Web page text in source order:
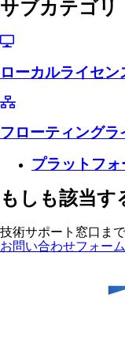
サブカテゴリ
ローカルライセン
フローティングラ
プラットフ
もしも該当す
技術サポート窓口ま
お問い合わせフォーム